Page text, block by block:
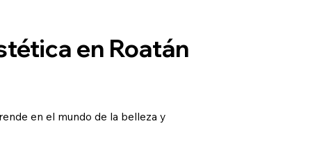
en Roatán
en el mundo de la belleza y